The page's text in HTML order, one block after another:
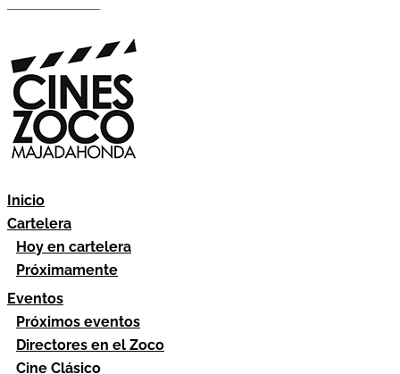
Inicio
Cartelera
Hoy en cartelera
Próximamente
Eventos
Próximos eventos
Directores en el Zoco
Cine Clásico